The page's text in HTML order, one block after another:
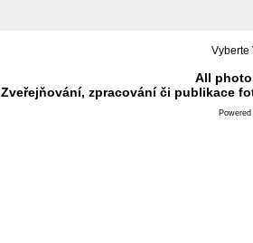
Vyberte
All
Zveřejňování, zpracování či publikace